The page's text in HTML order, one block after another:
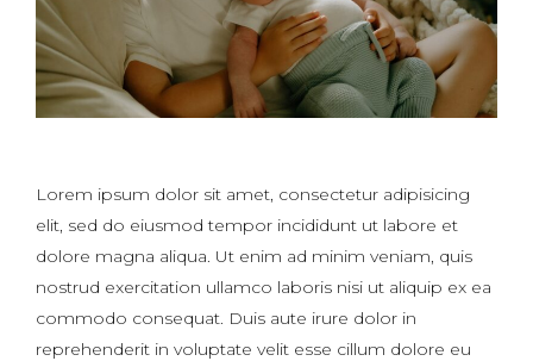
Lorem ipsum dolor sit amet, consectetur adipisicing
elit, sed do eiusmod tempor incididunt ut labore et
dolore magna aliqua. Ut enim ad minim veniam, quis
nostrud exercitation ullamco laboris nisi ut aliquip ex ea
commodo consequat. Duis aute irure dolor in
reprehenderit in voluptate velit esse cillum dolore eu